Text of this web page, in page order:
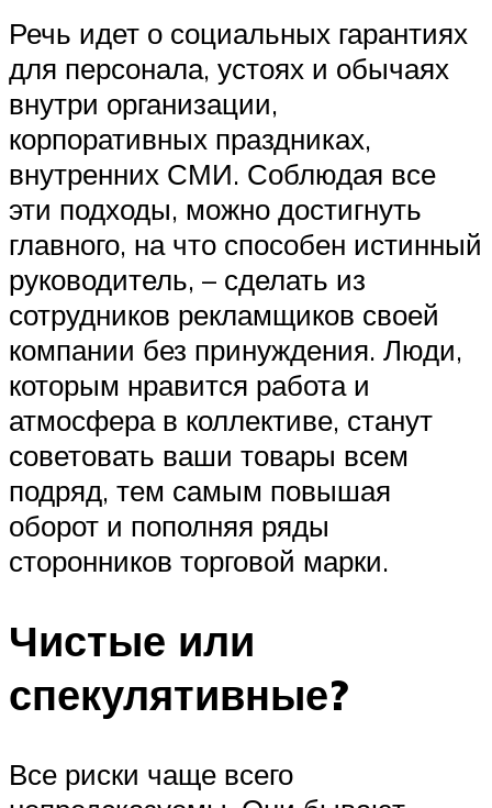
Речь идет о социальных гарантиях
для персонала, устоях и обычаях
внутри организации,
корпоративных праздниках,
внутренних СМИ. Соблюдая все
эти подходы, можно достигнуть
главного, на что способен истинный
руководитель, – сделать из
сотрудников рекламщиков своей
компании без принуждения. Люди,
которым нравится работа и
атмосфера в коллективе, станут
советовать ваши товары всем
подряд, тем самым повышая
оборот и пополняя ряды
сторонников торговой марки.
Чистые или
спекулятивные?
Все риски чаще всего